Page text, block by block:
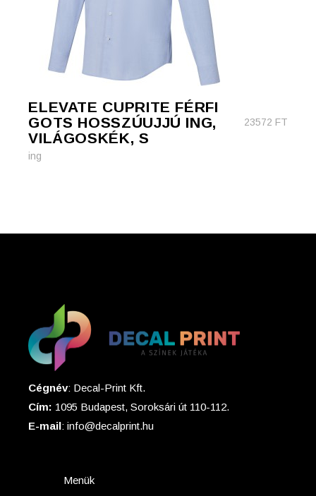
ELEVATE CUPRITE FÉRFI
GOTS HOSSZÚUJJÚ ING,
VILÁGOSKÉK, S
23572 FT
ing
Cégnév: Decal-Print Kft.
Cím: 1095 Budapest, Soroksári út 110-112.
E-mail: info@decalprint.hu
Menük